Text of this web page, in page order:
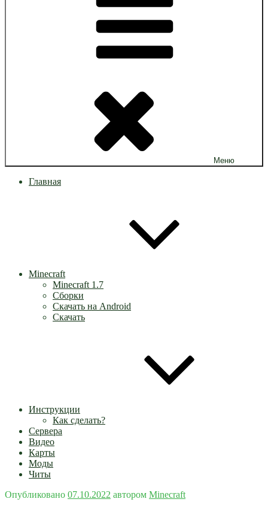
Меню
Главная
Minecraft
Minecraft 1.7
Сборки
Скачать на Android
Скачать
Инструкции
Как сделать?
Сервера
Видео
Карты
Моды
Читы
Опубликовано 07.10.2022 автором Minecraft